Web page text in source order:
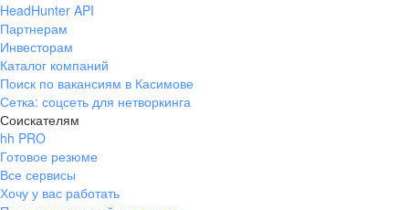
HeadHunter API
Партнерам
Инвесторам
Каталог компаний
Поиск по вакансиям в Касимове
Сетка: соцсеть для нетворкинга
Соискателям
hh PRO
Готовое резюме
Все сервисы
Хочу у вас работать